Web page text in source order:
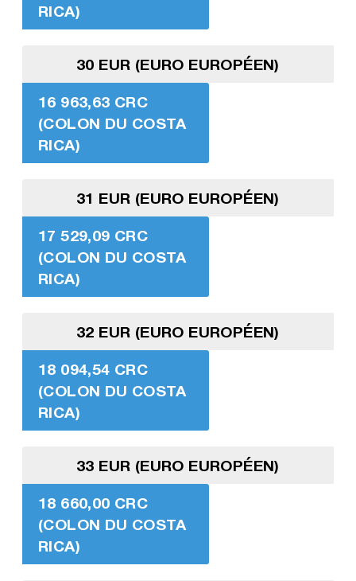
RICA)
30 EUR (EURO EUROPÉEN)
16 963,63 CRC
(COLON DU COSTA
RICA)
31 EUR (EURO EUROPÉEN)
17 529,09 CRC
(COLON DU COSTA
RICA)
32 EUR (EURO EUROPÉEN)
18 094,54 CRC
(COLON DU COSTA
RICA)
33 EUR (EURO EUROPÉEN)
18 660,00 CRC
(COLON DU COSTA
RICA)